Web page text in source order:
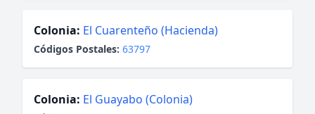
Colonia: El Cuarenteño (Hacienda)
Códigos Postales: 63797
Colonia: El Guayabo (Colonia)